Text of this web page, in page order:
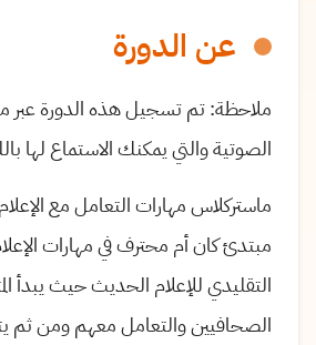
عن الدورة
ملاحظة: تم تسجيل هذه الدورة عبر
الصوتية والتي يمكنك الاستماع لها
ماستركلاس مهارات التعامل مع
مبتدئ كان أم محترف في مهارات
التقليدي للإعلام الحديث حيث يبدأ
الصحافيين والتعامل معهم ومن ثم